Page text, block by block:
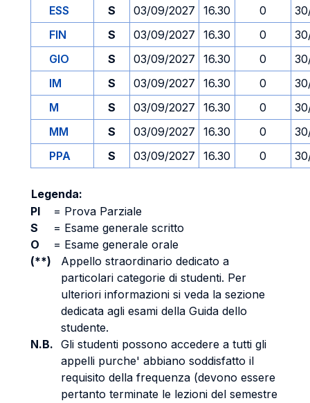
ESS S 03/09/2027 16.30 0
FIN
S 03/09/2027 16.30 0
GIO
S 03/09/2027 16.30 0
IM
S 03/09/2027 16.30 0
M
S 03/09/2027 16.30 0
MM
S 03/09/2027 16.30 0
PPA
S 03/09/2027 16.30 0
Legenda:
PI
= Prova Parziale
S
= Esame generale scritto
O
= Esame generale orale
(**)
Appello straordinario dedicato a
particolari categorie di studenti. Per
ulteriori informazioni si veda la sezione
dedicata agli esami della Guida dello
studente.
N.B. Gli studenti possono accedere a tutti gli
appelli purche' abbiano soddisfatto il
requisito della frequenza (devono essere
pertanto terminate le lezioni del semestre